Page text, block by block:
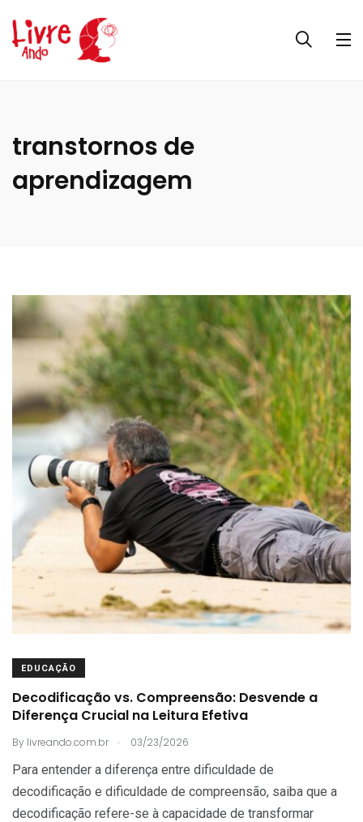
transtornos de
aprendizagem
EDUCAÇÃO
Decodificação vs. Compreensão: Desvende a
Diferença Crucial na Leitura Efetiva
By livreando.com.br . 03/23/2026
Para entender a diferença entre dificuldade de
decodificação e dificuldade de compreensão, saiba que a
decodificação refere-se à capacidade de transformar